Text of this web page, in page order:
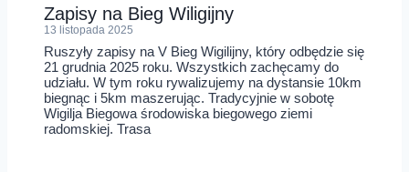
Zapisy na Bieg Wiligijny
13 listopada 2025
Ruszyły zapisy na V Bieg Wigilijny, który odbędzie się
21 grudnia 2025 roku. Wszystkich zachęcamy do
udziału. W tym roku rywalizujemy na dystansie 10km
biegnąc i 5km maszerując. Tradycyjnie w sobotę
Wigilja Biegowa środowiska biegowego ziemi
radomskiej. Trasa